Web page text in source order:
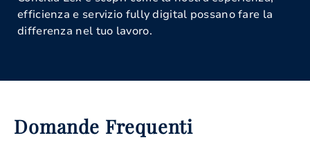
efficienza e servizio fully digital possano fare la
differenza nel tuo lavoro.
Domande Frequenti